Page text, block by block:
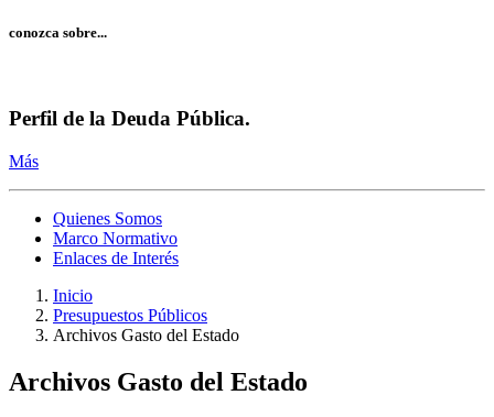
conozca sobre...
Perfil de la Deuda Pública.
Más
Quienes Somos
Marco Normativo
Enlaces de Interés
Inicio
Presupuestos Públicos
Archivos Gasto del Estado
Archivos Gasto del Estado